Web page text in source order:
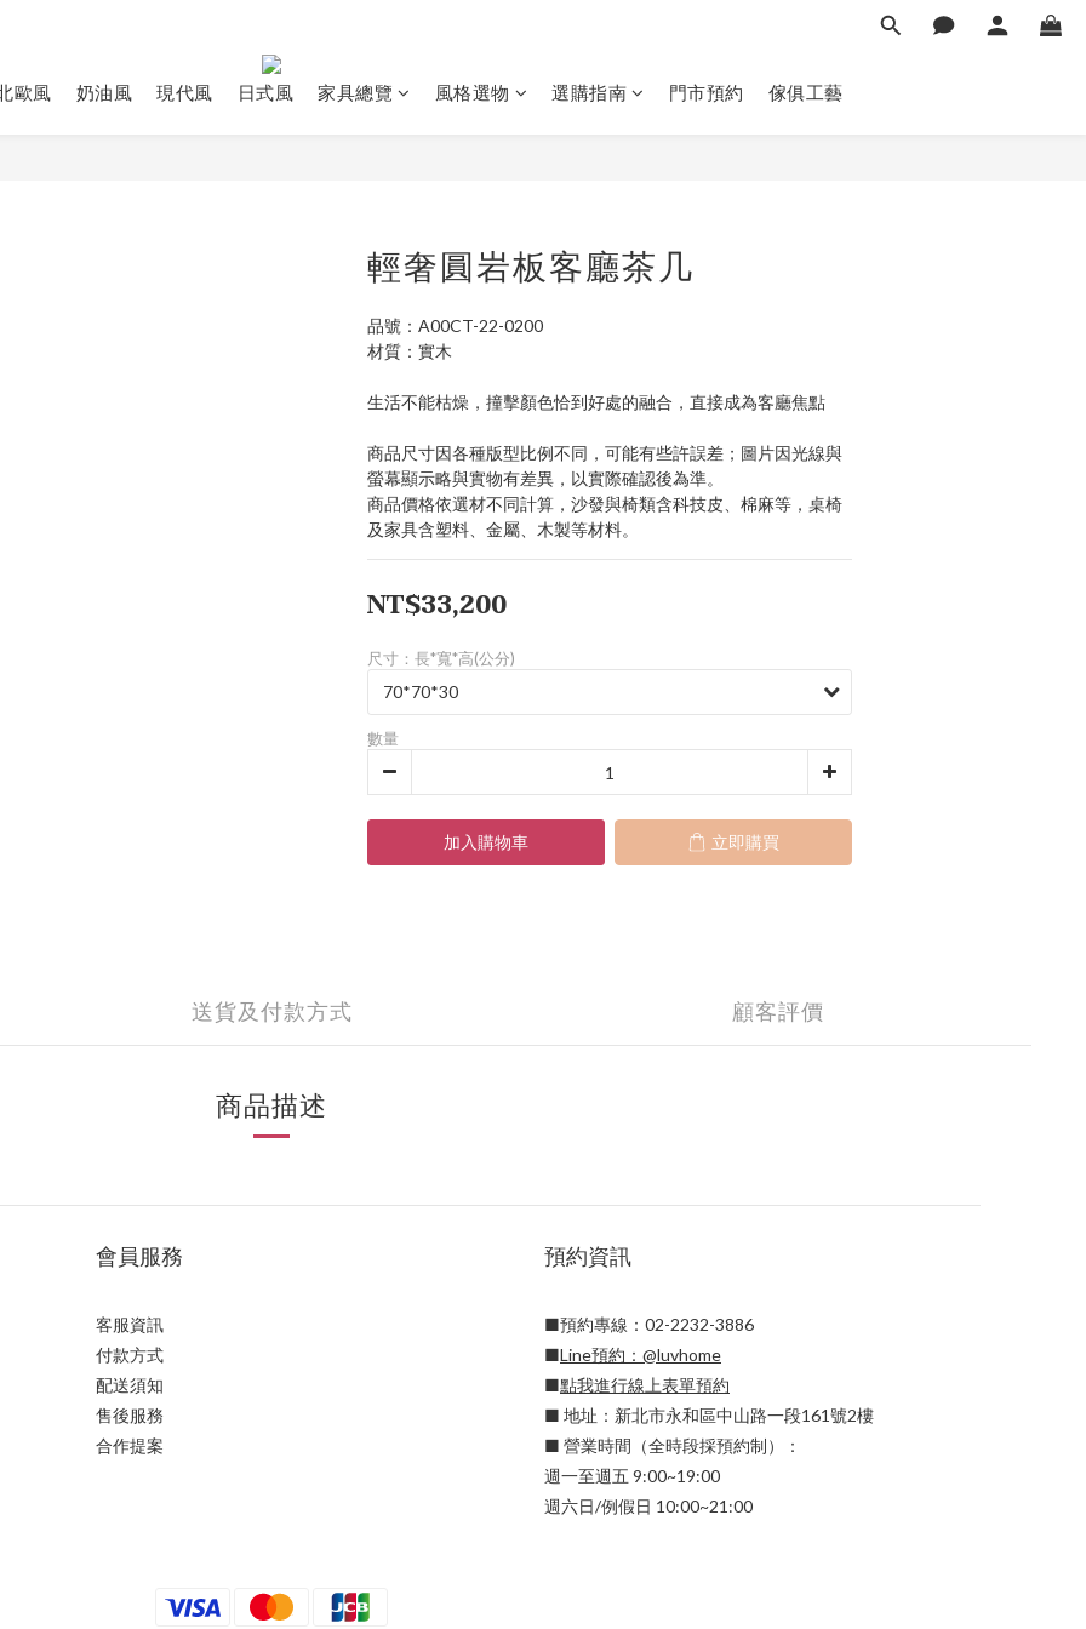
歐風 奶油風 現代風 日式風 家具總覽 風格選物 選購指南 門市預約 傢俱工藝
輕奢圓岩板客廳茶几
品號：A00CT-22-0200
材質：實木
生活不能枯燥，撞擊顏色恰到好處的融合，直接成為客廳焦點
商品尺寸因各種版型比例不同，可能有些許誤差；圖片因光線與
螢幕顯示略與實物有差異，以實際確認後為準。
商品價格依選材不同計算，沙發與椅類含科技皮、棉麻等，桌椅
及家具含塑料、金屬、木製等材料。
NT$33,200
尺寸：長*寬*高(公分)
數量
加入購物車 立即購買
送貨及付款方式 顧客評價
商品描述
會員服務
客服資訊
付款方式
配送須知
售後服務
合作提案
預約資訊
■預約專線：02-2232-3886
■Line預約： @luvhome
■點我進行線上表單預約
■ 地址：新北市永和區中山路一段161號2樓
■ 營業時間（全時段採預約制）：
週一至週五 9:00~19:00
週六日/例假日 10:00~21:00